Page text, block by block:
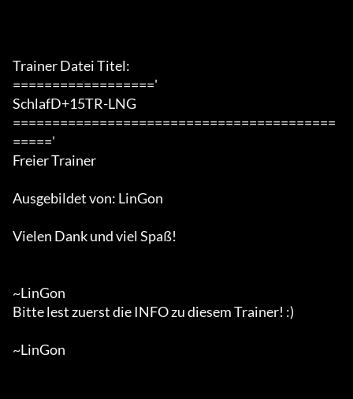
Trainer Datei Titel:
=================='
SchlafD+15TR-LNG
=========================================
====='
Freier Trainer
Ausgebildet von: LinGon
Vielen Dank und viel Spaß!
~LinGon
Bitte lest zuerst die INFO zu diesem Trainer! :)
~LinGon